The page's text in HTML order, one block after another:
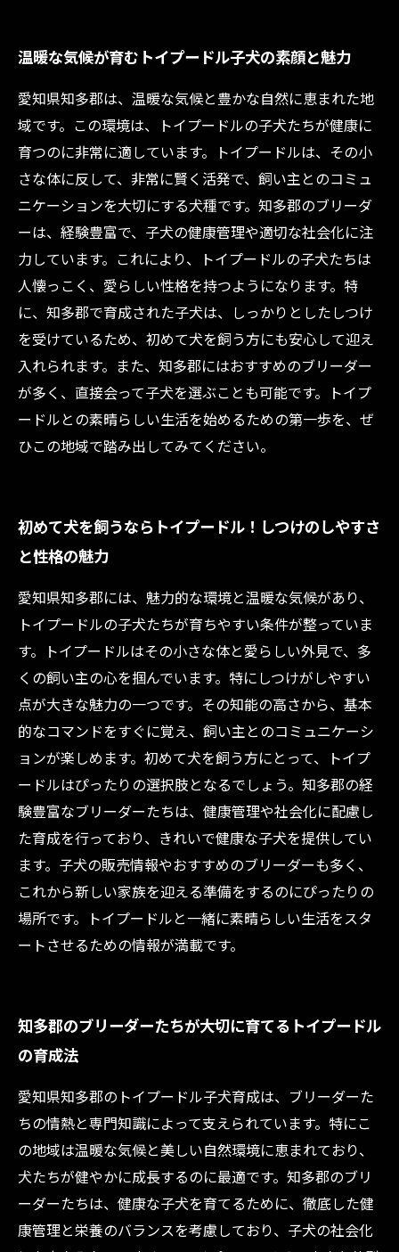
温暖な気候が育むトイプードル子犬の素顔と魅力
愛知県知多郡は、温暖な気候と豊かな自然に恵まれた地
域です。この環境は、トイプードルの子犬たちが健康に
育つのに非常に適しています。トイプードルは、その小
さな体に反して、非常に賢く活発で、飼い主とのコミュ
ニケーションを大切にする犬種です。知多郡のブリーダ
ーは、経験豊富で、子犬の健康管理や適切な社会化に注
力しています。これにより、トイプードルの子犬たちは
人懐っこく、愛らしい性格を持つようになります。特
に、知多郡で育成された子犬は、しっかりとしたしつけ
を受けているため、初めて犬を飼う方にも安心して迎え
入れられます。また、知多郡にはおすすめのブリーダー
が多く、直接会って子犬を選ぶことも可能です。トイプ
ードルとの素晴らしい生活を始めるための第一歩を、ぜ
ひこの地域で踏み出してみてください。
初めて犬を飼うならトイプードル！しつけのしやすさ
と性格の魅力
愛知県知多郡には、魅力的な環境と温暖な気候があり、
トイプードルの子犬たちが育ちやすい条件が整っていま
す。トイプードルはその小さな体と愛らしい外見で、多
くの飼い主の心を掴んでいます。特にしつけがしやすい
点が大きな魅力の一つです。その知能の高さから、基本
的なコマンドをすぐに覚え、飼い主とのコミュニケーシ
ョンが楽しめます。初めて犬を飼う方にとって、トイプ
ードルはぴったりの選択肢となるでしょう。知多郡の経
験豊富なブリーダーたちは、健康管理や社会化に配慮し
た育成を行っており、きれいで健康な子犬を提供してい
ます。子犬の販売情報やおすすめのブリーダーも多く、
これから新しい家族を迎える準備をするのにぴったりの
場所です。トイプードルと一緒に素晴らしい生活をスタ
ートさせるための情報が満載です。
知多郡のブリーダーたちが大切に育てるトイプードル
の育成法
愛知県知多郡のトイプードル子犬育成は、ブリーダーた
ちの情熱と専門知識によって支えられています。特にこ
の地域は温暖な気候と美しい自然環境に恵まれており、
犬たちが健やかに成長するのに最適です。知多郡のブリ
ーダーたちは、健康な子犬を育てるために、徹底した健
康管理と栄養のバランスを考慮しており、子犬の社会化